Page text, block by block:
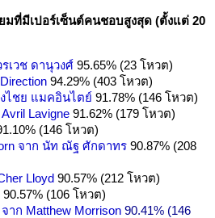
มที่มีเปอร์เซ็นต์คนชอบสูงสุด (ตั้งแต่ 20
เวช ดานุวงศ์ 95.65% (23 โหวต)
94.29% (403 โหวต)
ไชย แมคอินไตย์ 91.78% (146 โหวต)
Lavigne 91.62% (179 โหวต)
(146 โหวต)
จาก นัท ณัฐ ศักดาทร 90.87% (208
Lloyd 90.57% (212 โหวต)
90.57% (106 โหวต)
าก Matthew Morrison 90.41% (146